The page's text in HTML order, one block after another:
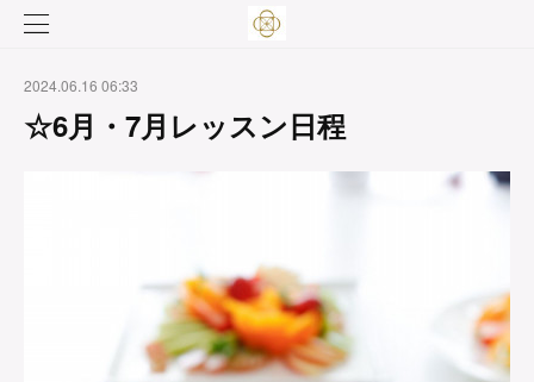
2024.06.16 06:33
☆6月・7月レッスン日程